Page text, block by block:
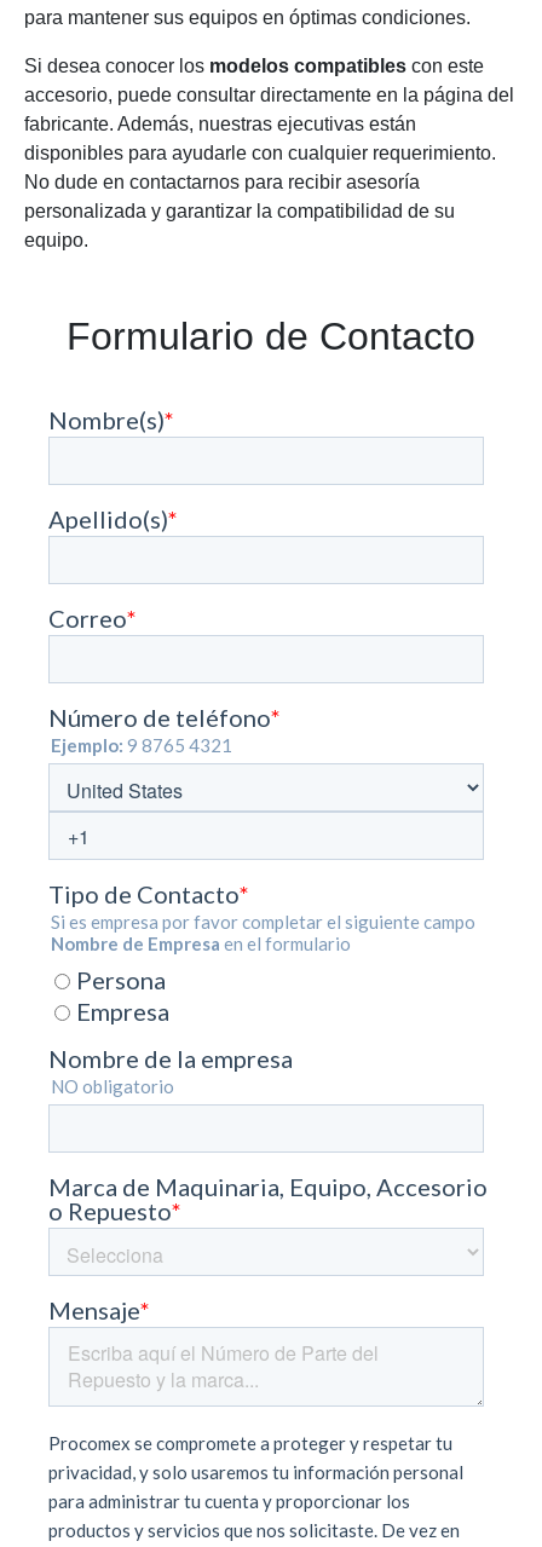
para mantener sus equipos en óptimas condiciones.
Si desea conocer los modelos compatibles con este
accesorio, puede consultar directamente en la página del
fabricante. Además, nuestras ejecutivas están
disponibles para ayudarle con cualquier requerimiento.
No dude en contactarnos para recibir asesoría
personalizada y garantizar la compatibilidad de su
equipo.
Formulario de Contacto